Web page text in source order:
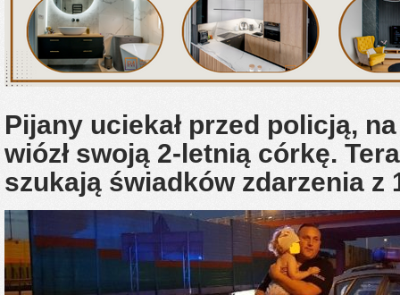
Pijany uciekał przed policją,
wiózł swoją 2-letnią córkę.
szukają świadków zdarzenia z